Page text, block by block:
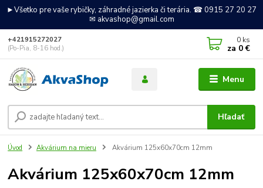
►Všetko pre vaše rybičky, záhradné jazierka či terária. ☎ 0915 27 20 27
✉ akvashop@gmail.com
Menu
Hľadať
+421915272027
(Po-Pia, 8-16 hod.)
0 ks
za 0 €
Úvod Akvárium na mieru Akvárium 125x60x70cm 12mm
Akvárium 125x60x70cm 12mm